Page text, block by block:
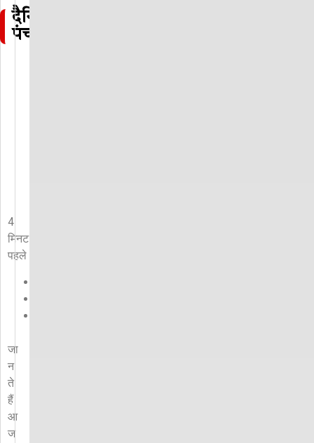
दैनिक
पंचांग
4
मिनट
पहले
जा
न
ते
हैं
आ
ज